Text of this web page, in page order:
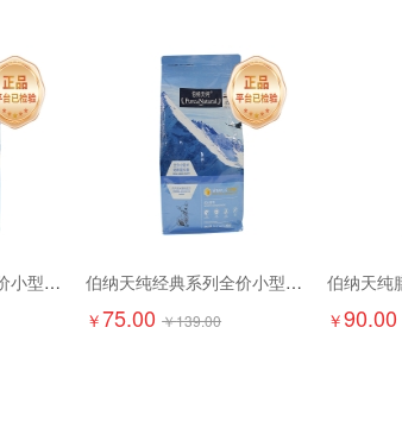
伯纳天纯经典系列全价小型犬成年期犬粮1.5kg
伯纳天纯经典系列全价小型犬幼年期犬粮1.5kg
￥75.00 ￥139.00
￥90.00